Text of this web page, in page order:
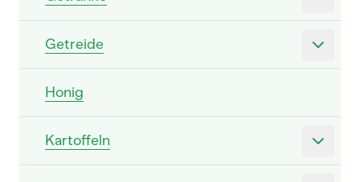
Getreide
Honig
Kartoffeln